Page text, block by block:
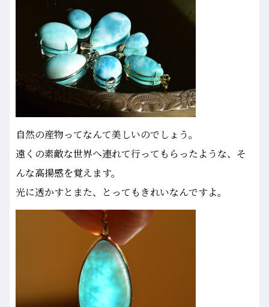
自然の産物ってなんて美しいのでしょう。
遠くの素敵な世界へ連れて行ってもらったような、そ
んな高揚感を覚えます。
光に透かすとまた、とってもきれいなんですよ。